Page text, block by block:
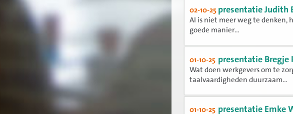
02-10-25 presentatie Judith
AI is niet meer weg te denken,
goede manier...
01-10-25 presentatie Bregje
Wat doen werkgevers om te
taalvaardigheden duurzaam...
01-10-25 presentatie Emke